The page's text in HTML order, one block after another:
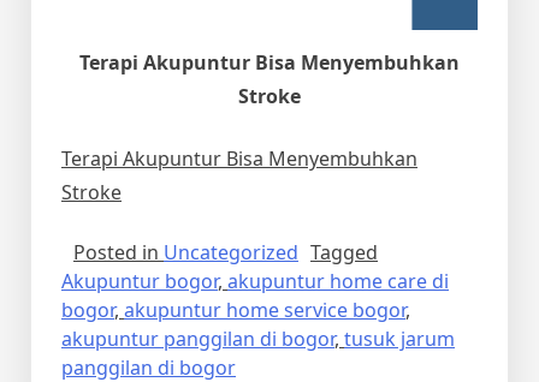
Terapi Akupuntur Bisa Menyembuhkan
Stroke
Terapi Akupuntur Bisa Menyembuhkan
Stroke
Posted in Uncategorized Tagged
Akupuntur bogor, akupuntur home care di
bogor, akupuntur home service bogor,
akupuntur panggilan di bogor, tusuk jarum
panggilan di bogor